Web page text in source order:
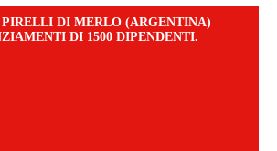
DI MERLO (ARGENTINA)
DI 1500 DIPENDENTI.